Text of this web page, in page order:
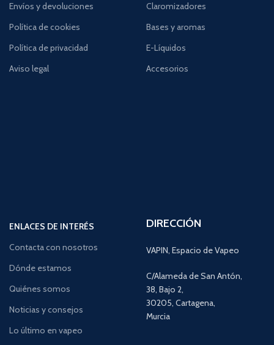
Envíos y devoluciones
Política de cookies
Política de privacidad
Aviso legal
Claromizadores
Bases y aromas
E-Líquidos
Accesorios
ENLACES DE INTERÉS
Contacta con nosotros
Dónde estamos
Quiénes somos
Noticias y consejos
Lo último en vapeo
DIRECCIÓN
VAPIN, Espacio de Vapeo
C/Alameda de San Antón,
38, Bajo 2,
30205, Cartagena,
Murcia